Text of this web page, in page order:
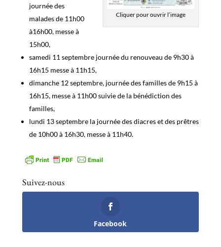
Cliquer pour ouvrir l’image
journée des
malades de 11h00
à16h00, messe à
15h00,
samedi 11 septembre journée du renouveau de 9h30 à
16h15 messe à 11h15,
dimanche 12 septembre, journée des familles de 9h15 à
16h15, messe à 11h00 suivie de la bénédiction des
familles,
lundi 13 septembre la journée des diacres et des prêtres
de 10h00 à 16h30, messe à 11h40.
Suivez-nous
Facebook